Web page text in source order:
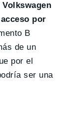
por
B
de un
por el
ser una